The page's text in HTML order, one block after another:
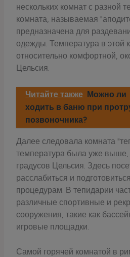
нескольких комнат с разной
комната, называемая
предназначена для
одежды. Температура в этой
относительно комфортной,
Цельсия.
Читайте также Можно ли
ходить в баню при
позвоночника?
Далее следовала комната
температура была уже
градусов Цельсия. Здесь
расслабиться и
процедурам. В тепидарии
различные спортивные и
сооружения, такие как
игровые площадки.
Самой горячей комнатой в